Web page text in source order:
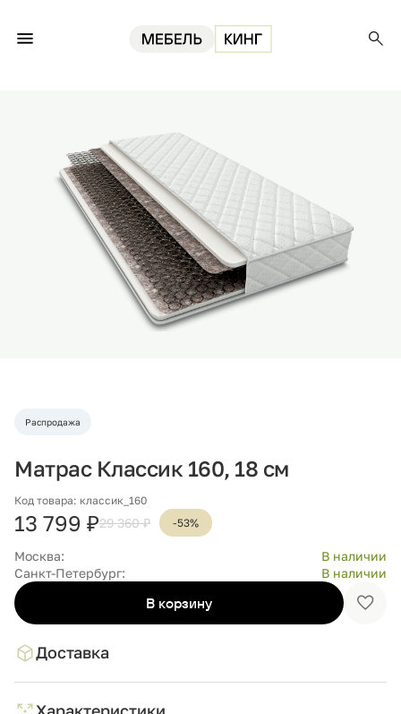
Распродажа
Матрас Классик 160, 18 см
Код товара: классик_160
13 799 ₽29 360 ₽ -53%
Москва:
В наличии
Санкт-Петербург:
В наличии
В корзину
Доставка